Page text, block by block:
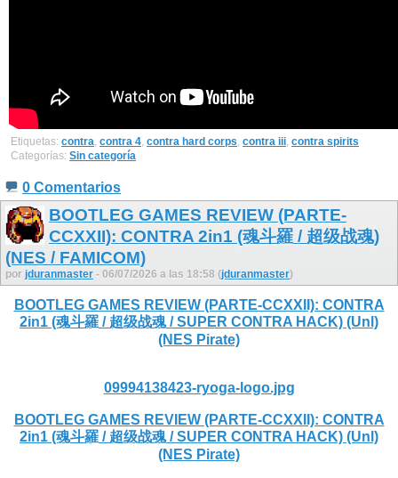
Etiquetas: contra, contra 4, contra hard corps, contra iii, contra spirits
Categorías: Sin categoría
0 Comentarios
BOOTLEG GAMES REVIEW (PARTE-
CCXXII): CONTRA 2in1 (魂斗羅 / 超级战魂)
(NES / FAMICOM)
por jduranmaster - 06/07/2026 a las 18:58 (jduranmaster)
BOOTLEG GAMES REVIEW (PARTE-CCXXII): CONTRA
2in1 (魂斗羅 / 超级战魂 / SUPER CONTRA HACK) (Unl)
(NES Pirate)
09994138423-ryoga-logo.jpg
BOOTLEG GAMES REVIEW (PARTE-CCXXII): CONTRA
2in1 (魂斗羅 / 超级战魂 / SUPER CONTRA HACK) (Unl)
(NES Pirate)